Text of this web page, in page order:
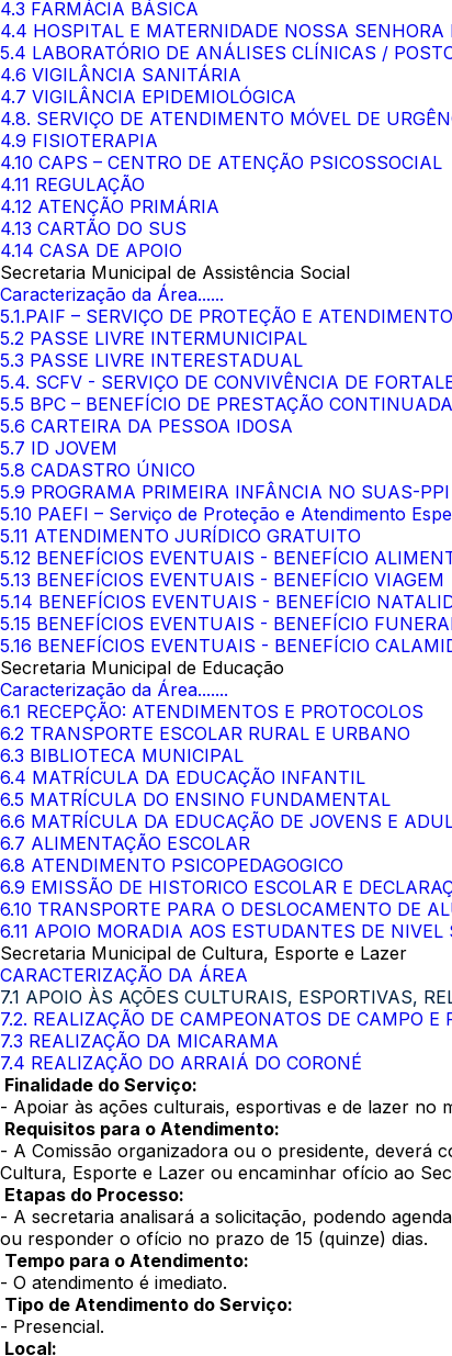
4.3 FARMÁCIA BÁSICA
4.4 HOSPITAL E MATERNIDADE NOSSA SENHORA
5.4 LABORATÓRIO DE ANÁLISES CLÍNICAS /
4.6 VIGILÂNCIA SANITÁRIA
4.7 VIGILÂNCIA EPIDEMIOLÓGICA
4.8. SERVIÇO DE ATENDIMENTO MÓVEL DE
4.9 FISIOTERAPIA
4.10 CAPS – CENTRO DE ATENÇÃO PSICOSSOCIAL
4.11 REGULAÇÃO
4.12 ATENÇÃO PRIMÁRIA
4.13 CARTÃO DO SUS
4.14 CASA DE APOIO
Secretaria Municipal de Assistência Social
Caracterização da Área......
5.1.PAIF – SERVIÇO DE PROTEÇÃO E
5.2 PASSE LIVRE INTERMUNICIPAL
5.3 PASSE LIVRE INTERESTADUAL
5.4. SCFV - SERVIÇO DE CONVIVÊNCIA DE
5.5 BPC – BENEFÍCIO DE PRESTAÇÃO CONTINUADA
5.6 CARTEIRA DA PESSOA IDOSA
5.7 ID JOVEM
5.8 CADASTRO ÚNICO
5.9 PROGRAMA PRIMEIRA INFÂNCIA NO SUAS-PPI
5.10 PAEFI – Serviço de Proteção e Atendimento
5.11 ATENDIMENTO JURÍDICO GRATUITO
5.12 BENEFÍCIOS EVENTUAIS - BENEFÍCIO
5.13 BENEFÍCIOS EVENTUAIS - BENEFÍCIO VIAGEM
5.14 BENEFÍCIOS EVENTUAIS - BENEFÍCIO
5.15 BENEFÍCIOS EVENTUAIS - BENEFÍCIO
5.16 BENEFÍCIOS EVENTUAIS - BENEFÍCIO
Secretaria Municipal de Educação
Caracterização da Área.......
6.1 RECEPÇÃO: ATENDIMENTOS E PROTOCOLOS
6.2 TRANSPORTE ESCOLAR RURAL E URBANO
6.3 BIBLIOTECA MUNICIPAL
6.4 MATRÍCULA DA EDUCAÇÃO INFANTIL
6.5 MATRÍCULA DO ENSINO FUNDAMENTAL
6.6 MATRÍCULA DA EDUCAÇÃO DE JOVENS E
6.7 ALIMENTAÇÃO ESCOLAR
6.8 ATENDIMENTO PSICOPEDAGOGICO
6.9 EMISSÃO DE HISTORICO ESCOLAR E
6.10 TRANSPORTE PARA O DESLOCAMENTO DE
6.11 APOIO MORADIA AOS ESTUDANTES DE
Secretaria Municipal de Cultura, Esporte e Lazer
CARACTERIZAÇÃO DA ÁREA
7.1 APOIO ÀS AÇÕES CULTURAIS, ESPORTIVAS,
7.2. REALIZAÇÃO DE CAMPEONATOS DE CAMPO E
7.3 REALIZAÇÃO DA MICARAMA
7.4 REALIZAÇÃO DO ARRAIÁ DO CORONÉ
Finalidade do Serviço:
- Apoiar às ações culturais, esportivas e de lazer no
Requisitos para o Atendimento:
- A Comissão organizadora ou o presidente, deverá
Cultura, Esporte e Lazer ou encaminhar ofício ao
Etapas do Processo:
- A secretaria analisará a solicitação, podendo
ou responder o ofício no prazo de 15 (quinze) dias.
Tempo para o Atendimento:
- O atendimento é imediato.
Tipo de Atendimento do Serviço:
- Presencial.
Local: